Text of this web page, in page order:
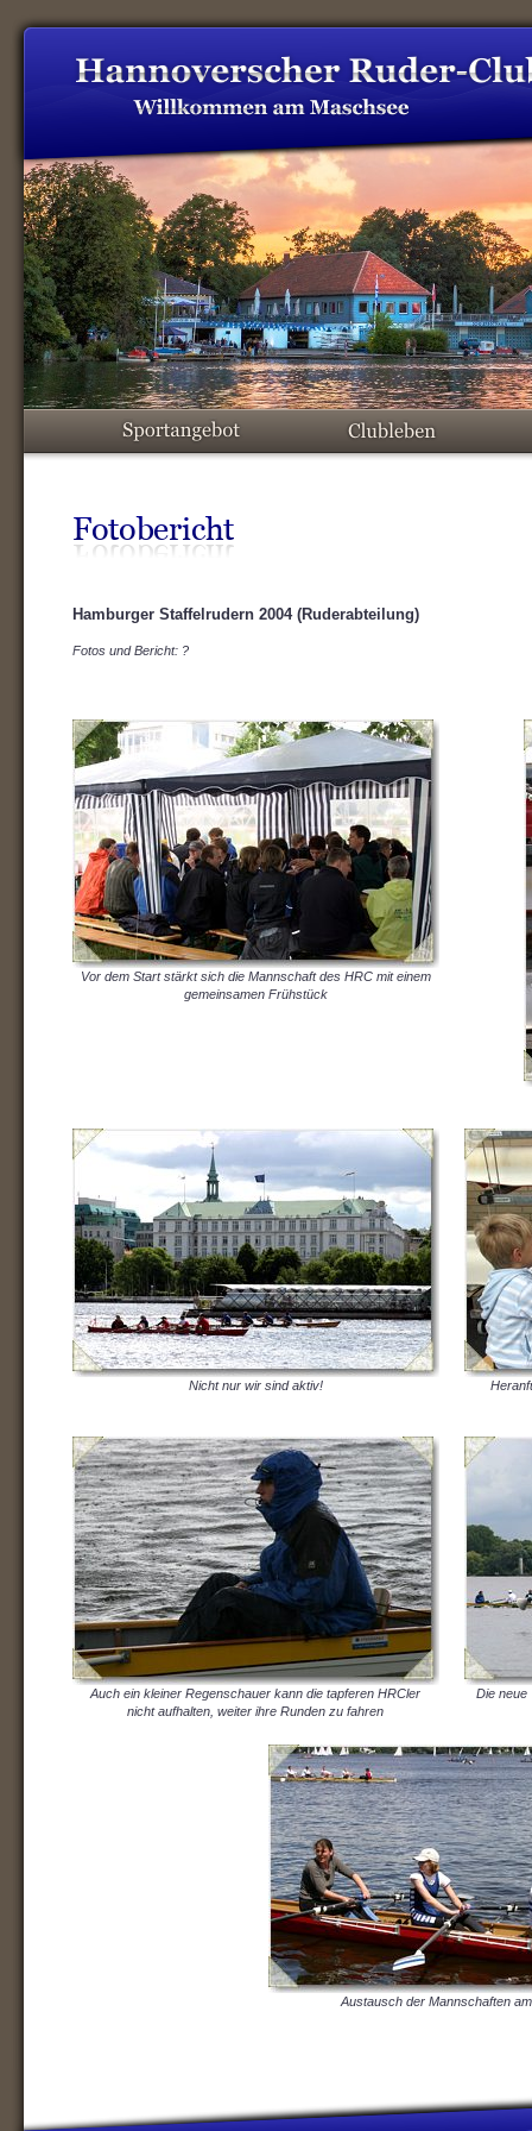
Hamburger Staffelrudern 2004 (Ruderabteilung)
Fotos und Bericht: ?
Vor dem Start stärkt sich die Mannschaft des HRC mit einem
gemeinsamen Frühstück
Nicht nur wir sind aktiv!
Auch ein kleiner Regenschauer kann die tapferen HRCler
nicht aufhalten, weiter ihre Runden zu fahren
Die neue
Austausch der Mannschaften